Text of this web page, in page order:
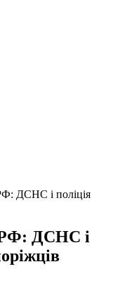
ДСНС і поліція
РФ: ДСНС і